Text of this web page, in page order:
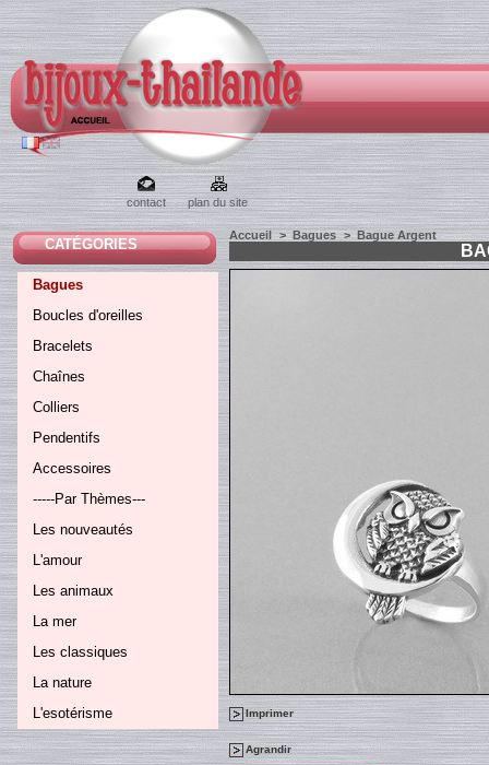
contact plan du site
CATÉGORIES
Bagues
Boucles d'oreilles
Bracelets
Chaînes
Colliers
Pendentifs
Accessoires
-----Par Thèmes---
Les nouveautés
L'amour
Les animaux
La mer
Les classiques
La nature
L'esotérisme
Accueil > Bagues > Bague Argent
Imprimer
Agrandir